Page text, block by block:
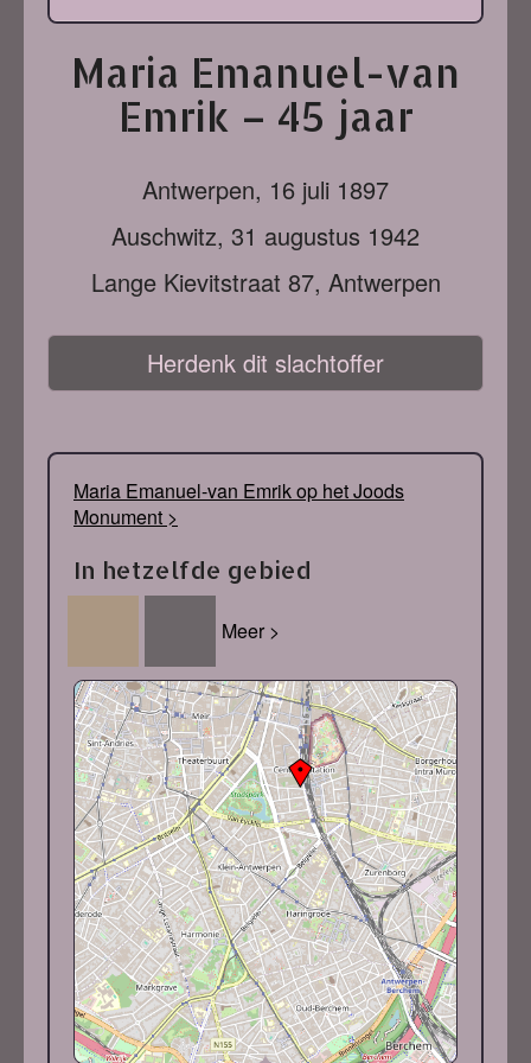
Maria Emanuel-van
Emrik – 45 jaar
Antwerpen, 16 juli 1897
Auschwitz, 31 augustus 1942
Lange Kievitstraat 87, Antwerpen
Herdenk dit slachtoffer
Maria Emanuel-van Emrik op het Joods
Monument >
In hetzelfde gebied
Meer >